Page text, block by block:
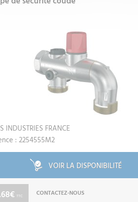
INDUSTRIES FRANCE
: 2254555M2
VOIR LA DISPONIBILITÉ
TTC CONTACTEZ-NOUS